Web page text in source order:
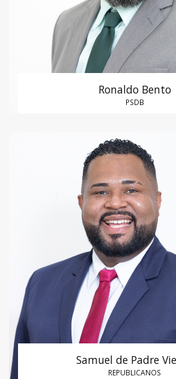
Ronaldo Bento
PSDB
Samuel de Padre
REPUBLICANOS